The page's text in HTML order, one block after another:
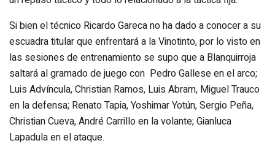
Si bien el técnico Ricardo Gareca no ha dado a conocer a su
escuadra titular que enfrentará a la Vinotinto, por lo visto en
las sesiones de entrenamiento se supo que a Blanquirroja
saltará al gramado de juego con Pedro Gallese en el arco;
Luis Advíncula, Christian Ramos, Luis Abram, Miguel Trauco
en la defensa; Renato Tapia, Yoshimar Yotún, Sergio Peña,
Christian Cueva, André Carrillo en la volante; Gianluca
Lapadula en el ataque.